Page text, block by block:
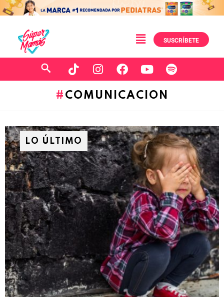
SUSCRÍBETE
COMUNICACION
LO ÚLTIMO